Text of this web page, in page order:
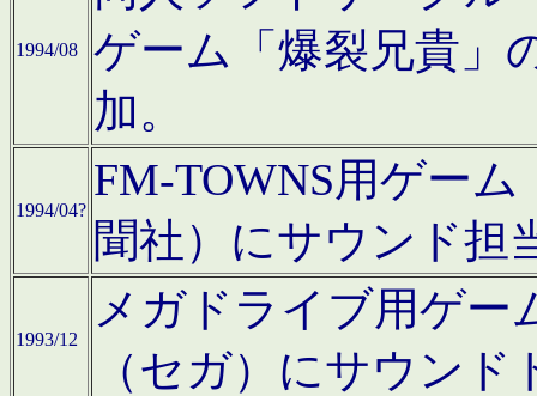
1994/08
ゲーム「爆裂兄貴」
加。
1994/04?
FM-TOWNS用ゲー
聞社）にサウンド担
1993/12
メガドライブ用ゲー
（セガ）にサウン